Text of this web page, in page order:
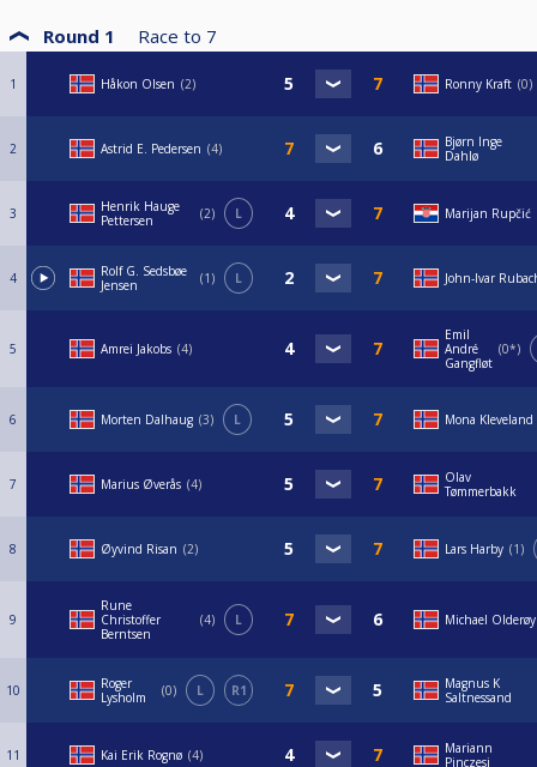
Round 1 Race to 7
1 Håkon Olsen 2 Ronny Kraft 0
2 Astrid E. Pedersen 4
Bjørn Inge
Dahlø
3
Henrik Hauge
Pettersen
2 L Marijan Rupčić
4
Rolf G. Sedsbøe
Jensen
1 L John-Ivar
5 Amrei Jakobs 4
Emil
André
Gangfløt
0*
6 Morten Dalhaug 3 L Mona Kleveland
7 Marius Øverås 4
Olav
Tømmerbakk
8 Øyvind Risan 2 Lars Harby 1
9
Rune
Christoffer
Berntsen
4 L Michael Olderøy
10
Roger
Lysholm
0 L R1
Magnus K
Saltnessand
11 Kai Erik Rognø 4
Mariann
Pinczesi